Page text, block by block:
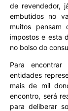
de revendedor,
embutidos no
muitos
impostos e esta
no bolso do
Para
entidades
mais de mil
encontro, será
para deliberar